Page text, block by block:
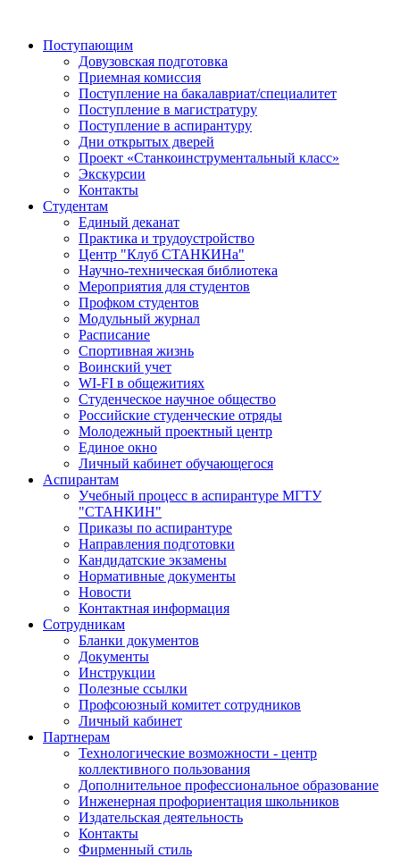
Поступающим
Довузовская подготовка
Приемная комиссия
Поступление на бакалавриат/специалитет
Поступление в магистратуру
Поступление в аспирантуру
Дни открытых дверей
Проект «Станкоинструментальный класс»
Экскурсии
Контакты
Студентам
Единый деканат
Практика и трудоустройство
Центр "Клуб СТАНКИНа"
Научно-техническая библиотека
Мероприятия для студентов
Профком студентов
Модульный журнал
Расписание
Спортивная жизнь
Воинский учет
WI-FI в общежитиях
Студенческое научное общество
Российские студенческие отряды
Молодежный проектный центр
Единое окно
Личный кабинет обучающегося
Аспирантам
Учебный процесс в аспирантуре МГТУ
"СТАНКИН"
Приказы по аспирантуре
Направления подготовки
Кандидатские экзамены
Нормативные документы
Новости
Контактная информация
Сотрудникам
Бланки документов
Документы
Инструкции
Полезные ссылки
Профсоюзный комитет сотрудников
Личный кабинет
Партнерам
Технологические возможности - центр
коллективного пользования
Дополнительное профессиональное образование
Инженерная профориентация школьников
Издательская деятельность
Контакты
Фирменный стиль